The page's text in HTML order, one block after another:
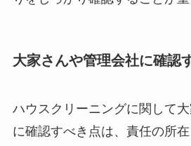
大家さんや管理会社に確認
ハウスクリーニングに関して
に確認すべき点は、責任の所